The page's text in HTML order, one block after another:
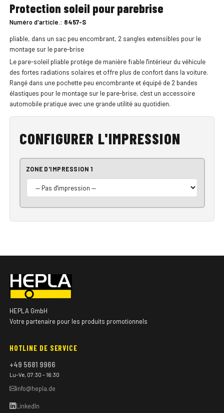
Protection soleil pour parebrise
Numéro d'article.: 8457-S
pliable, dans un sac peu encombrant, 2 sangles extensibles pour le
montage sur le pare-brise
Le pare-soleil pliable protège de manière fiable l'intérieur du véhicule
des fortes radiations solaires et offre plus de confort dans la voiture.
Rangé dans une pochette peu encombrante et équipé de 2 bandes
élastiques pour le montage sur le pare-brise, c'est un accessoire
automobile pratique avec une grande utilité au quotidien.
CONFIGURER L'IMPRESSION
ZONE D'IMPRESSION 1
HEPLA GmbH
Votre partenaire pour les produits promotionnels
HOTLINE DE SERVICE
+49 5681 9966
Lu–Ve, 07:30 – 16:30
info@hepla.de
LinkedIn